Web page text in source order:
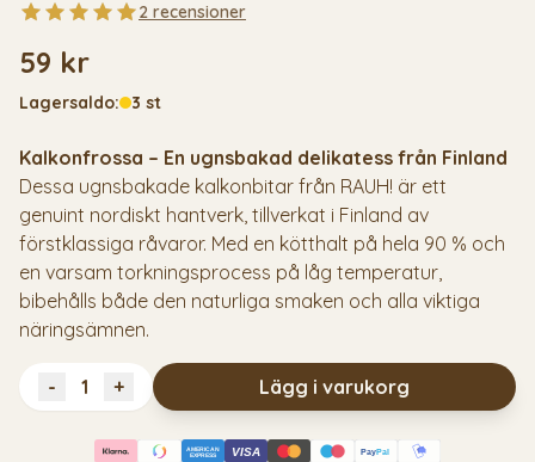
2 recensioner
59 kr
Lagersaldo: 3 st
Kalkonfrossa – En ugnsbakad delikatess från Finland
Dessa ugnsbakade kalkonbitar från RAUH! är ett
genuint nordiskt hantverk, tillverkat i Finland av
förstklassiga råvaror. Med en kötthalt på hela 90 % och
en varsam torkningsprocess på låg temperatur,
bibehålls både den naturliga smaken och alla viktiga
näringsämnen.
- + Lägg i varukorg
AMERICAN
EXPRESS
VISA PayPal